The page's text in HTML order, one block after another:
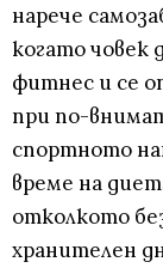
нарече
когато човек
фитнес и се
при по-
спортното
време на
отколкото
хранителен